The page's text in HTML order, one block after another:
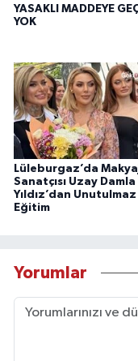
YASAKLI MADDEYE
YOK
Lüleburgaz’da
Sanatçısı Uzay Damla
Yıldız’dan Unutulmaz
Eğitim
Yorumlar